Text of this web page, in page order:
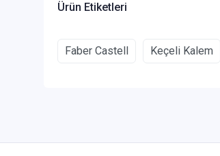
Ürün Etiketleri
Faber Castell Keçeli Kalem